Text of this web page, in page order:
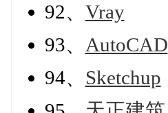
92、 Vray
93、 AutoCAD
94、 Sketchup